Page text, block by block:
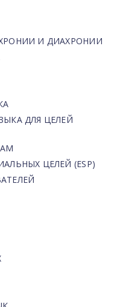
И ДИАХРОНИИ
ДЛЯ ЦЕЛЕЙ
ЦЕЛЕЙ (ESP)